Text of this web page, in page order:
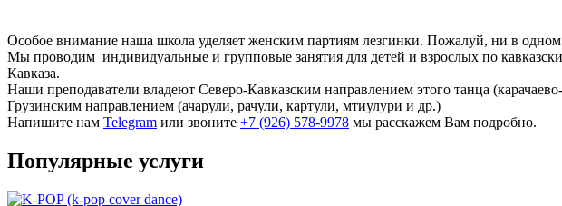
Особое внимание наша школа уделяет женским партиям лезгинки. Пожалуй, ни в
Мы проводим индивидуальные и групповые занятия для детей и взрослых по
Кавказа.
Наши преподаватели владеют Северо-Кавказским направлением этого танца
Грузинским направлением (ачарули, рачули, картули, мтиулури и др.)
Напишите нам Telegram или звоните +7 (926) 578-9978 мы расскажем Вам подробно.
Популярные услуги